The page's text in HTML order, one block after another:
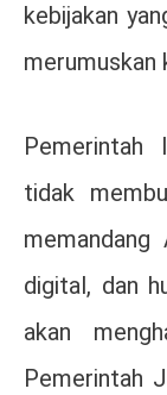
kebijakan
merumuskan
Pemerintah
tidak
digital, dan
akan
Pemerintah